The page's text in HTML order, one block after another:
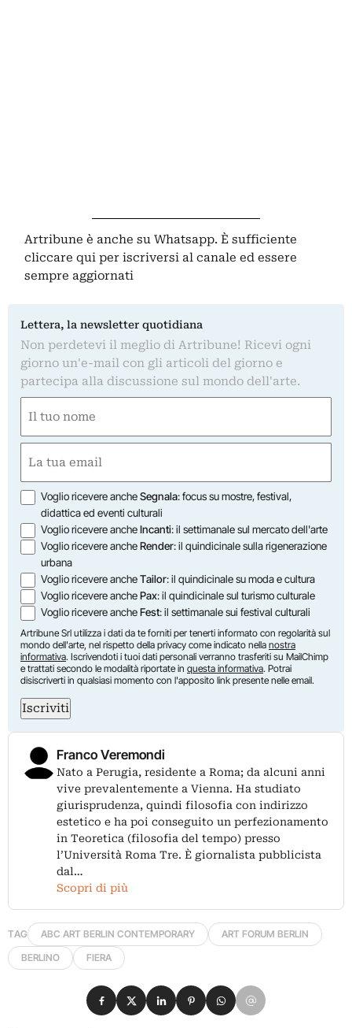
Artribune è anche su Whatsapp. È sufficiente
cliccare qui per iscriversi al canale ed essere
sempre aggiornati
Lettera, la newsletter quotidiana
Non perdetevi il meglio di Artribune! Ricevi ogni
giorno un'e-mail con gli articoli del giorno e
partecipa alla discussione sul mondo dell'arte.
(Obbligatorio)
Nome
(Obbligatorio)
Opzioni
Voglio ricevere ancheSegnala: focus su mostre, festival,
didattica ed eventi culturali
Voglio ricevere ancheIncanti: il settimanale sul mercato dell'arte
Voglio ricevere ancheRender: il quindicinale sulla rigenerazione
urbana
Voglio ricevere ancheTailor: il quindicinale su moda e cultura
Voglio ricevere anchePax: il quindicinale sul turismo culturale
Voglio ricevere ancheFest: il settimanale sui festival culturali
Artribune Srl utilizza i dati da te forniti per tenerti informato con regolarità sul
mondo dell'arte, nel rispetto della privacy come indicato nella nostra
informativa. Iscrivendoti i tuoi dati personali verranno trasferiti su MailChimp
e trattati secondo le modalità riportate in questa informativa. Potrai
disiscriverti in qualsiasi momento con l'apposito link presente nelle email.
Iscriviti
Franco Veremondi
Nato a Perugia, residente a Roma; da alcuni anni
vive prevalentemente a Vienna. Ha studiato
giurisprudenza, quindi filosofia con indirizzo
estetico e ha poi conseguito un perfezionamento
in Teoretica (filosofia del tempo) presso
l’Università Roma Tre. È giornalista pubblicista
dal…
Scopri di più
TAG ABC ART BERLIN CONTEMPORARY
ART FORUM BERLIN
BERLINO
FIERA
Condividi su Facebook
Condividi su X
Condividi su LinkedIn
Condividi su Pinterest
Condividi su WhatsApp
Condividi su Email